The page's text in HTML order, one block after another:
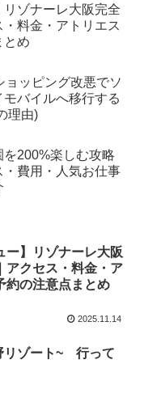
リゾナーレ大阪完全
料金・アトリエス
とめ
ョッピング改悪でソ
バイルへ移行する
理由)
200%楽しむ攻略
・費用・人気お仕事
ー】リゾナーレ大阪
アクセス・料金・ア
約の注意点まとめ
2025.11.14
リゾート~ 行って